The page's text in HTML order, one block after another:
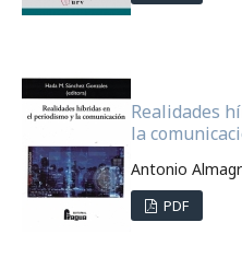
Realidades
la
Antonio
PDF